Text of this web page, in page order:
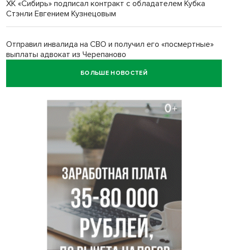
ХК «Сибирь» подписал контракт с обладателем Кубка
Стэнли Евгением Кузнецовым
Отправил инвалида на СВО и получил его «посмертные»
выплаты адвокат из Черепаново
БОЛЬШЕ НОВОСТЕЙ